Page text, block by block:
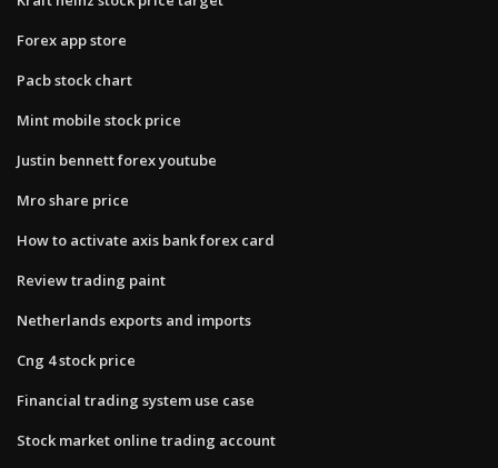
Forex app store
Pacb stock chart
Mint mobile stock price
Justin bennett forex youtube
Mro share price
How to activate axis bank forex card
Review trading paint
Netherlands exports and imports
Cng 4 stock price
Financial trading system use case
Stock market online trading account